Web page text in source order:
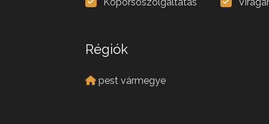
Régiók
pest vármegye